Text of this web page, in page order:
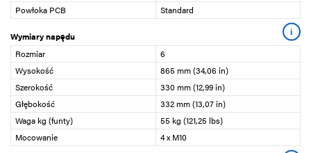
Powłoka PCB
Standard
Wymiary napędu i
Rozmiar
6
Wysokość
865 mm (34,06 in)
Szerokość
330 mm (12,99 in)
Głębokość
332 mm (13,07 in)
Waga kg (funty)
55 kg (121,25 lbs)
Mocowanie
4 x M10